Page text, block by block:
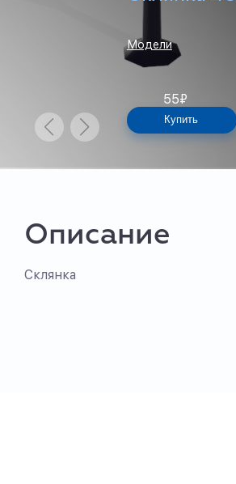
Модели
55₽
Купить
Описание
Склянка